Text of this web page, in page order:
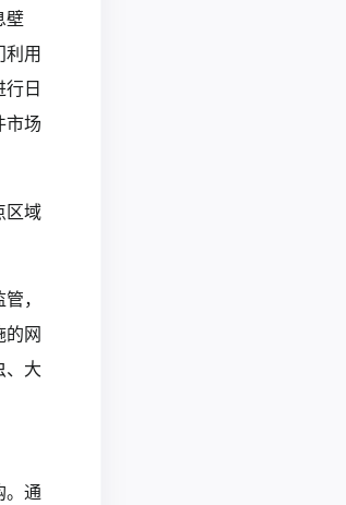
壁
用
日
市场
区域
，
的网
、大
。通